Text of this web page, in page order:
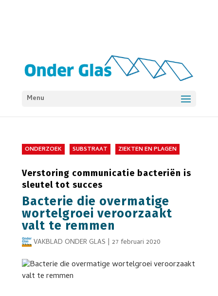
Menu
ONDERZOEK SUBSTRAAT ZIEKTEN EN PLAGEN
Verstoring communicatie bacteriën is
sleutel tot succes
Bacterie die overmatige
wortelgroei veroorzaakt
valt te remmen
VAKBLAD ONDER GLAS | 27 februari 2020